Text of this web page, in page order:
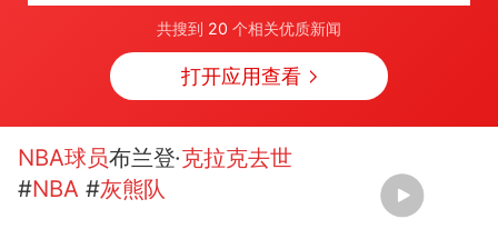
共搜到 20 个相关优质新闻
打开应用查看
NBA球员布兰登·克拉克去世
#NBA #灰熊队